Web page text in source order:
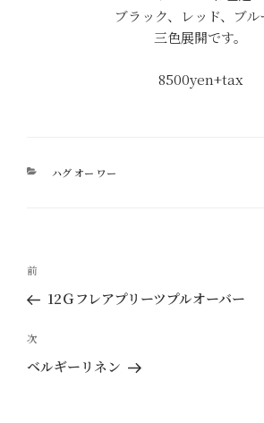
ブラック、レッド、ブル
三色展開です。
8500yen+tax
カ
ハグ オー ワー
投
ナ
ビ
ゲ
過
去
投
稿
前
12Ｇフレアプリーツプルオーバー
次
の
次
ベルギーリネン